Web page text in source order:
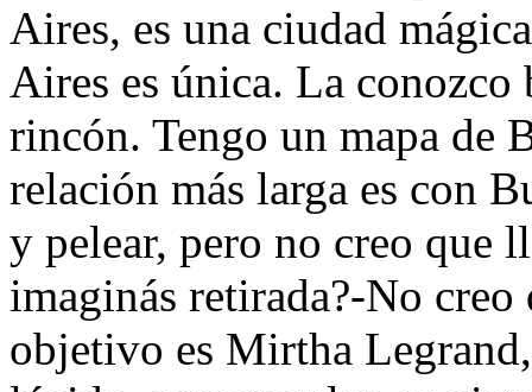
Aires, es una ciudad
Aires es única. La conozco
rincón. Tengo un mapa de
relación más larga es con
y pelear, pero no creo que
imaginás retirada?-No
objetivo es Mirtha